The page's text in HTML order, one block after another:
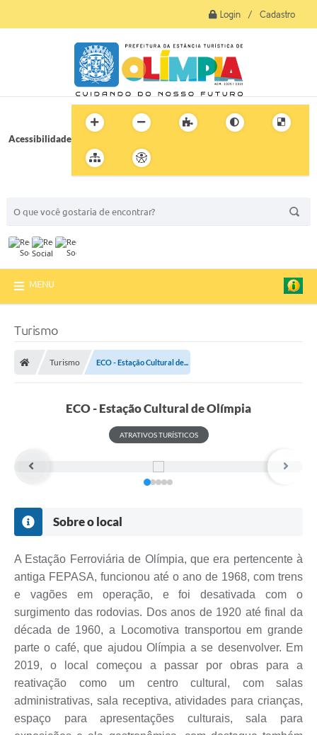
Login / Cadastro
Acessibilidade
MENU
Turismo
Turismo ECO - Estação Cultural de...
ECO - Estação Cultural de Olímpia
ATRATIVOS TURÍSTICOS
Sobre o local
A Estação Ferroviária de Olímpia, que era pertencente à
antiga FEPASA, funcionou até o ano de 1968, com trens
e vagões em operação, e foi desativada com o
surgimento das rodovias. Dos anos de 1920 até final da
década de 1960, a Locomotiva transportou em grande
parte o café, que ajudou Olímpia a se desenvolver. Em
2019, o local começou a passar por obras para a
reativação como um centro cultural, com salas
administrativas, sala receptiva, atividades para crianças,
espaço para apresentações culturais, sala para